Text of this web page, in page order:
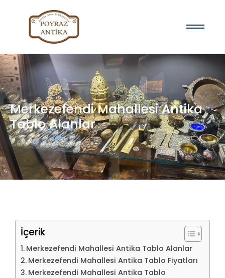
Merkezefendi Mahallesi Antika
Tablo Alanlar
İçerik
Merkezefendi Mahallesi Antika Tablo Alanlar
Merkezefendi Mahallesi Antika Tablo Fiyatları
Merkezefendi Mahallesi Antika Tablo